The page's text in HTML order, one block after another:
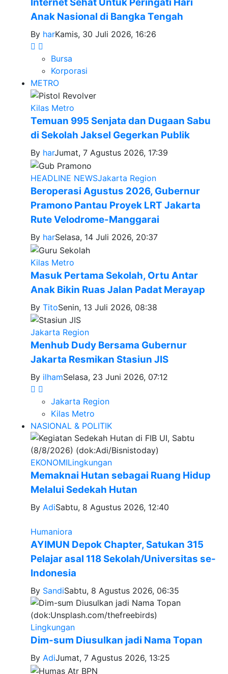
Anak Nasional di Bangka Tengah
By harKamis, 30 Juli 2026, 16:26
Bursa
Korporasi
METRO
Kilas Metro
Temuan 995 Senjata dan Dugaan Sabu
di Sekolah Jaksel Gegerkan Publik
By harJumat, 7 Agustus 2026, 17:39
HEADLINE NEWSJakarta Region
Beroperasi Agustus 2026, Gubernur
Pramono Pantau Proyek LRT Jakarta
Rute Velodrome-Manggarai
By harSelasa, 14 Juli 2026, 20:37
Kilas Metro
Masuk Pertama Sekolah, Ortu Antar
Anak Bikin Ruas Jalan Padat Merayap
By TitoSenin, 13 Juli 2026, 08:38
Jakarta Region
Menhub Dudy Bersama Gubernur
Jakarta Resmikan Stasiun JIS
By ilhamSelasa, 23 Juni 2026, 07:12
Jakarta Region
Kilas Metro
NASIONAL & POLITIK
EKONOMILingkungan
Memaknai Hutan sebagai Ruang Hidup
Melalui Sedekah Hutan
By AdiSabtu, 8 Agustus 2026, 12:40
Humaniora
AYIMUN Depok Chapter, Satukan 315
Pelajar asal 118 Sekolah/Universitas se-
Indonesia
By SandiSabtu, 8 Agustus 2026, 06:35
Lingkungan
Dim-sum Diusulkan jadi Nama Topan
By AdiJumat, 7 Agustus 2026, 13:25